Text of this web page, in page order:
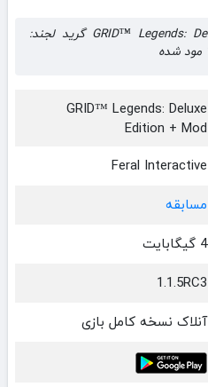
GRID™ Legends: Deluxe Edition v1.1.4RC7 Mod گرید لجند:
GRID™ Legends: Deluxe
Edition + Mod
Feral Interactive‏
مسابقه
4 گیگابایت
1.1.5RC3
آنلاک نسخه کامل بازی